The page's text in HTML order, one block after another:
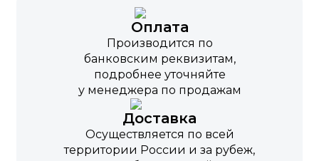
Оплата
Производится по
банковским реквизитам,
подробнее уточняйте
у менеджера по продажам
Доставка
Осуществляется по всей
территории России и за рубеж,